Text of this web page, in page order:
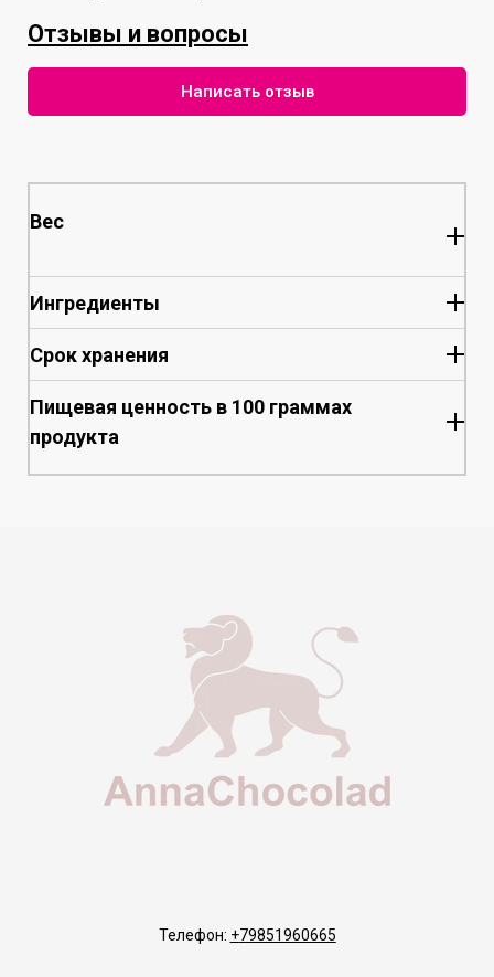
Отзывы и вопросы
Написать отзыв
Вес
Ингредиенты
Срок хранения
Пищевая ценность в 100 граммах
продукта
Телефон: +79851960665